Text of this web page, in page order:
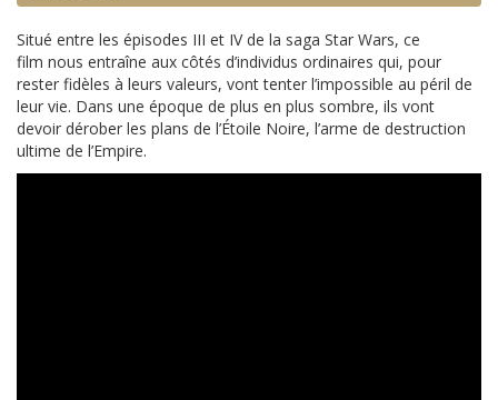
Situé entre les épisodes III et IV de la saga Star Wars, ce
film nous entraîne aux côtés d’individus ordinaires qui, pour
rester fidèles à leurs valeurs, vont tenter l’impossible au péril de
leur vie. Dans une époque de plus en plus sombre, ils vont
devoir dérober les plans de l’Étoile Noire, l’arme de destruction
ultime de l’Empire.